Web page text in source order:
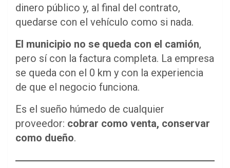
dinero público y, al final del contrato,
quedarse con el vehículo como si nada.
El municipio no se queda con el camión,
pero sí con la factura completa. La empresa
se queda con el 0 km y con la experiencia
de que el negocio funciona.
Es el sueño húmedo de cualquier
proveedor: cobrar como venta, conservar
como dueño.